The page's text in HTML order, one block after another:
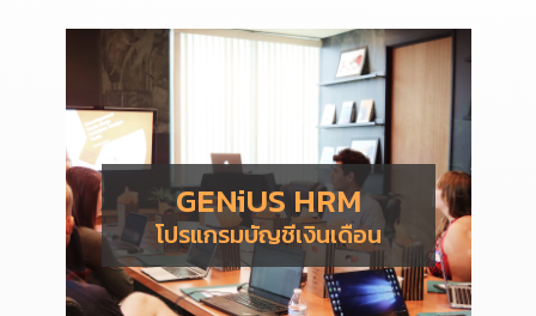
GENiUS HRM
โปรแกรมบัญชีเงินเดือน